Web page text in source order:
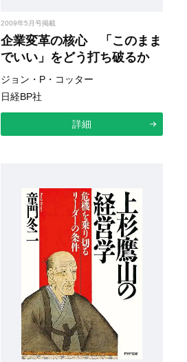
2009年5月号掲載
企業変革の核心 「このまま
でいい」をどう打ち破るか
ジョン・P・コッター
日経BP社
詳細